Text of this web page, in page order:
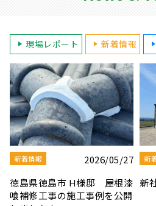
現場レポート 新着情報
新着情報
2026/08/03
夏季休業のお知らせ
新
【